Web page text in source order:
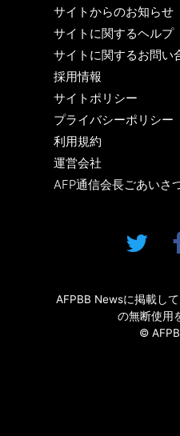
サイトからのお知らせ
サイトに関するヘルプ
サイトに関するお問い
採用情報
サイトポリシー
プライバシーポリシー
利用規約
運営会社
AFP通信会長ごあいさ
AFPBB Newsに掲載し
の無断使用
©